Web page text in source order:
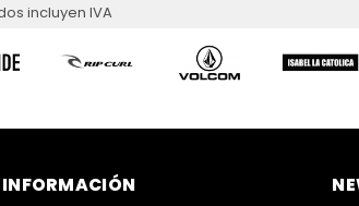
incluyen IVA
INFORMACIÓN